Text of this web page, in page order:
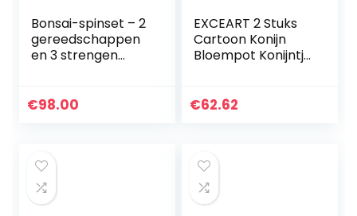
Bonsai-spinset – 2
gereedschappen
en 3 strengen
€98.00
EXCEART 2 Stuks
Cartoon Konijn
Bloempot Konijntje
Bonsai Houder
€62.62